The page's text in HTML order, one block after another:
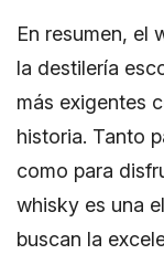
En resumen, el
la destilería
más exigentes
historia. Tanto
como para
whisky es una
buscan la